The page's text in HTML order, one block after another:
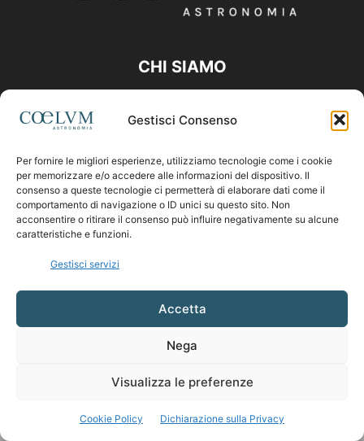
Gestisci Consenso
Per fornire le migliori esperienze, utilizziamo tecnologie come i cookie
per memorizzare e/o accedere alle informazioni del dispositivo. Il
consenso a queste tecnologie ci permetterà di elaborare dati come il
comportamento di navigazione o ID unici su questo sito. Non
acconsentire o ritirare il consenso può influire negativamente su alcune
caratteristiche e funzioni.
Gestisci servizi
Accetta
Nega
Visualizza le preferenze
Cookie Policy Dichiarazione sulla Privacy
CHI SIAMO
Contattaci:coelumastro@coelum.com
SEGUICI